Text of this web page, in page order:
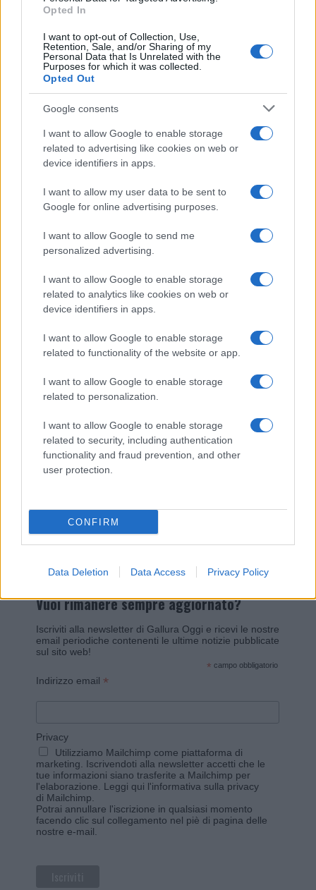
Opted In
I want to opt-out of Collection, Use,
Retention, Sale, and/or Sharing of my
Personal Data that Is Unrelated with the
Purposes for which it was collected.
Opted Out
Google consents
I want to allow Google to enable storage
related to advertising like cookies on web or
device identifiers in apps.
I want to allow my user data to be sent to
Google for online advertising purposes.
I want to allow Google to send me
personalized advertising.
I want to allow Google to enable storage
related to analytics like cookies on web or
device identifiers in apps.
I want to allow Google to enable storage
related to functionality of the website or app.
I want to allow Google to enable storage
related to personalization.
I want to allow Google to enable storage
related to security, including authentication
functionality and fraud prevention, and other
user protection.
CONFIRM
Data Deletion Data Access Privacy Policy
Paolo Pinna
Martina Agostina Diturco
I nostri cari
Giovannimaria Cabras
Invia un Comunicato Stampa|Pubblicità|Segnala
Vuoi rimanere sempre aggiornato?
Iscriviti alla newsletter di Gallura Oggi e ricevi le nostre
email periodiche contenenti le ultime notizie pubblicate
sul sito web!
* campo obbligatorio
Indirizzo email *
Privacy
Utilizziamo Mailchimp come piattaforma di
marketing. Iscrivendoti alla newsletter accetti che le
tue informazioni siano trasferite a Mailchimp per
l'elaborazione. Leggi qui l'informativa sulla privacy
di Mailchimp
Potrai annullare l'iscrizione in qualsiasi momento
facendo clic sul collegamento nel piè di pagina delle
nostre e-mail.